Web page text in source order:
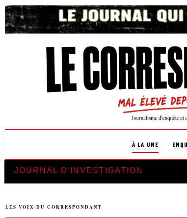
À LA UNE
JOURNAL D'INVESTIGATION
LES VOIX DU CORRESPONDANT